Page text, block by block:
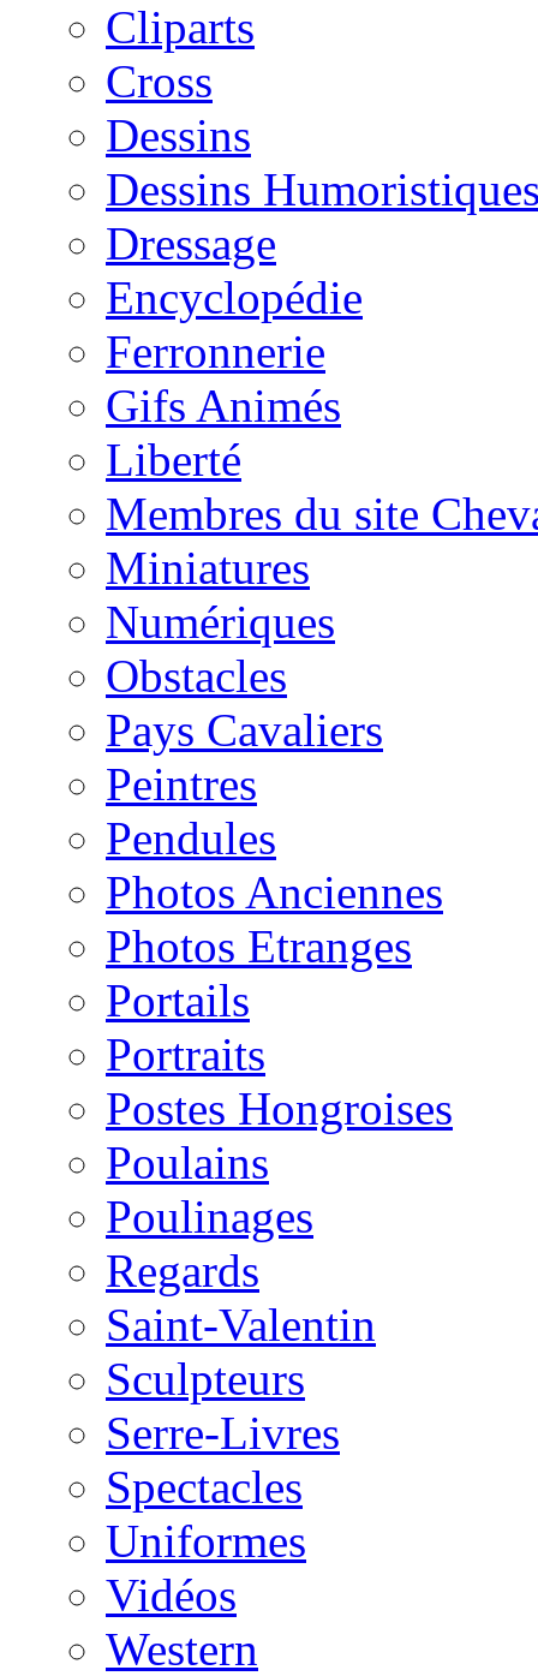
Cliparts
Cross
Dessins
Dessins
Dressage
Encyclopédie
Ferronnerie
Gifs Animés
Liberté
Membres du site
Miniatures
Numériques
Obstacles
Pays Cavaliers
Peintres
Pendules
Photos Anciennes
Photos Etranges
Portails
Portraits
Postes Hongroises
Poulains
Poulinages
Regards
Saint-Valentin
Sculpteurs
Serre-Livres
Spectacles
Uniformes
Vidéos
Western